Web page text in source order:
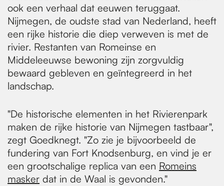
ook een verhaal dat eeuwen teruggaat.
Nijmegen, de oudste stad van Nederland, heeft
een rijke historie die diep verweven is met de
rivier. Restanten van Romeinse en
Middeleeuwse bewoning zijn zorgvuldig
bewaard gebleven en geïntegreerd in het
landschap.
"De historische elementen in het Rivierenpark
maken de rijke historie van Nijmegen tastbaar",
zegt Goedknegt. "Zo zie je bijvoorbeeld de
fundering van Fort Knodsenburg, en vind je er
een grootschalige replica van een Romeins
masker dat in de Waal is gevonden."